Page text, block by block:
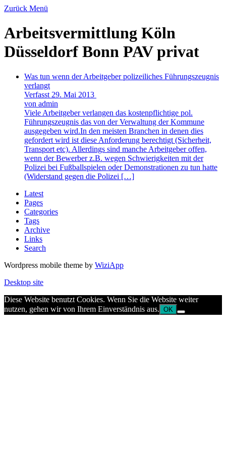
Zurück Menü
Arbeitsvermittlung Köln
Düsseldorf Bonn PAV privat
Was tun wenn der Arbeitgeber polizeiliches Führungszeugnis
verlangt
Verfasst 29. Mai 2013
von admin
Viele Arbeitgeber verlangen das kostenpflichtige pol.
Führungszeugnis das von der Verwaltung der Kommune
ausgegeben wird.In den meisten Branchen in denen dies
gefordert wird ist diese Anforderung berechtigt (Sicherheit,
Transport etc). Allerdings sind manche Arbeitgeber offen,
wenn der Bewerber z.B. wegen Schwierigkeiten mit der
Polizei bei Fußballspielen oder Demonstrationen zu tun hatte
(Widerstand gegen die Polizei […]
Latest
Pages
Categories
Tags
Archive
Links
Search
Wordpress mobile theme by WiziApp
Desktop site
Diese Website benutzt Cookies. Wenn Sie die Website weiter
nutzen, gehen wir von Ihrem Einverständnis aus. OK